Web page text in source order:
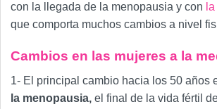
con la llegada de la menopausia y con
que comporta muchos cambios a nivel
Cambios en las mujeres a la
1- El principal cambio hacia los 50 años
la menopausia, el final de la vida fértil